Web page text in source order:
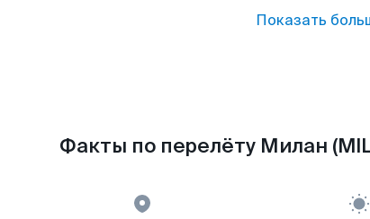
Показать
Факты по перелёту Милан